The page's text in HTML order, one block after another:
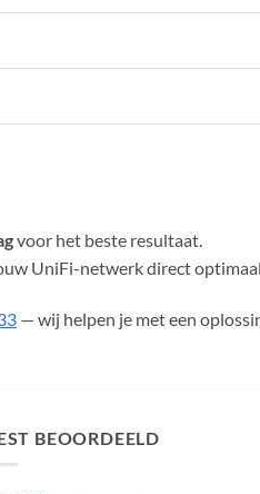
voor het beste resultaat.
UniFi-netwerk direct
— wij helpen je met een
BEOORDEELD